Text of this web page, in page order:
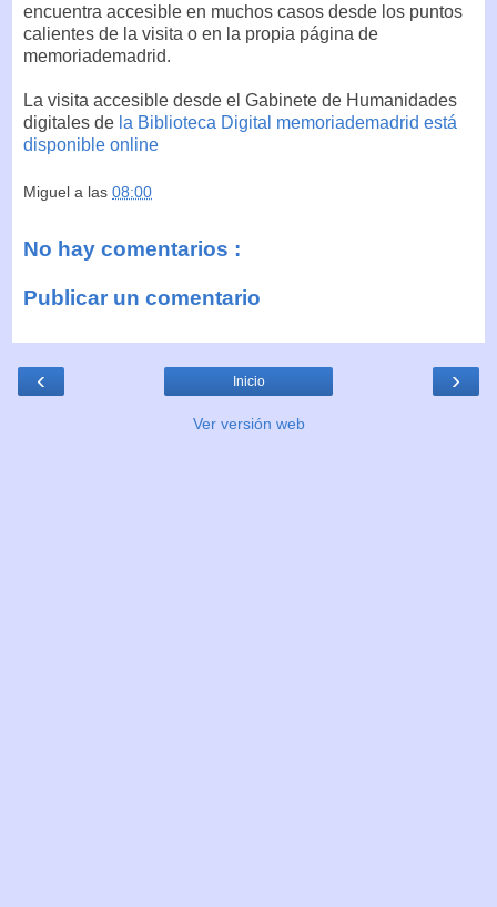
encuentra accesible en muchos casos desde los puntos
calientes de la visita o en la propia página de
memoriademadrid.
La visita accesible desde el Gabinete de Humanidades
digitales de la Biblioteca Digital memoriademadrid está
disponible online
Miguel a las 08:00
No hay comentarios :
Publicar un comentario
‹ ›
Inicio
Ver versión web